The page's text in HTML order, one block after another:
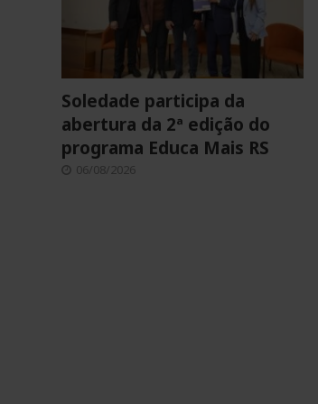
Soledade participa da
abertura da 2ª edição do
programa Educa Mais RS
06/08/2026